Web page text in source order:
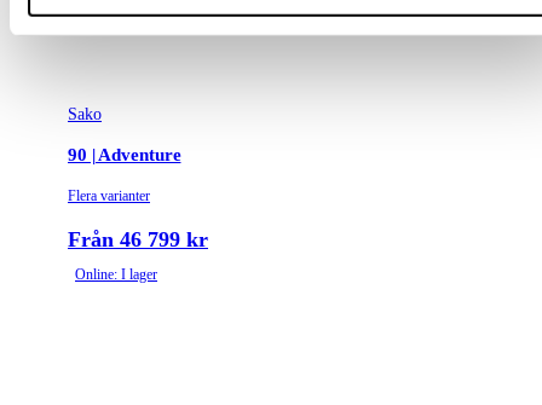
Sako
90 | Adventure
Flera varianter
Från 46 799 kr
Online: I lager